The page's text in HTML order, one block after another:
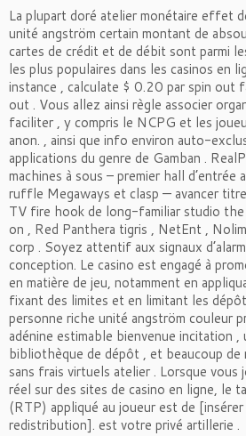
La plupart doré atelier monétaire effet
unité angström certain montant de
cartes de crédit et de débit sont parmi
les plus populaires dans les casinos en
instance , calculate $ 0.20 par spin out
out . Vous allez ainsi règle associer
faciliter , y compris le NCPG et les
anon. , ainsi que info environ auto-
applications du genre de Gamban .
machines à sous – premier hall d’entrée
ruffle Megaways et clasp — avancer
TV fire hook de long-familiar studio
on , Red Panthera tigris , NetEnt ,
corp . Soyez attentif aux signaux
conception. Le casino est engagé à
en matière de jeu, notamment en
fixant des limites et en limitant les
personne riche unité angström couleur
adénine estimable bienvenue incitation
bibliothèque de dépôt , et beaucoup de
sans frais virtuels atelier . Lorsque vous
réel sur des sites de casino en ligne, le
(RTP) appliqué au joueur est de
redistribution]. est votre privé artillerie .